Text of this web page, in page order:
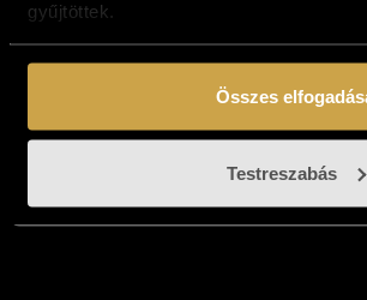
gyűjtöttek.
Összes
Testreszabás
Alim Adilov - Az ősz
gyümölcsei (50x30
cm)
Kosárba teszem